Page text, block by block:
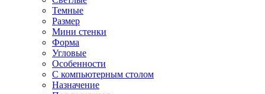
Темные
Размер
Мини стенки
Форма
Угловые
Особенности
С компьютерным столом
Назначение